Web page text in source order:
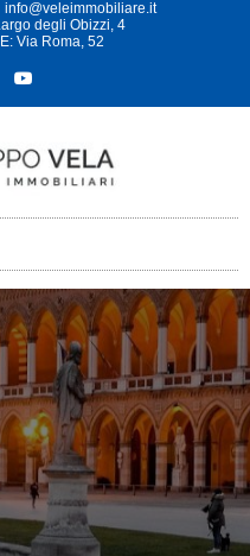
info@veleimmobiliare.it
degli Obizzi, 4
Via Roma, 52